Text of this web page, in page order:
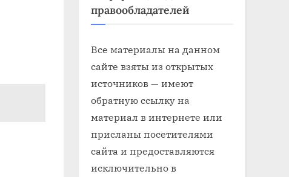
правообладателей
Все материалы на данном
сайте взяты из открытых
источников — имеют
обратную ссылку на
материал в интернете или
присланы посетителями
сайта и предоставляются
исключительно в